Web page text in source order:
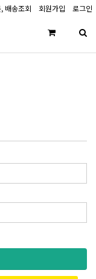
로그인
회원가입
배송조회